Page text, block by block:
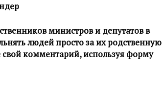
министров и депутатов в
людей просто за их родственную
свой комментарий, используя форму